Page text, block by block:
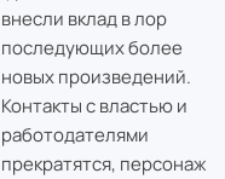
внесли вклад в лор
последующих более
новых произведений.
Контакты с властью и
работодателями
прекратятся, персонаж